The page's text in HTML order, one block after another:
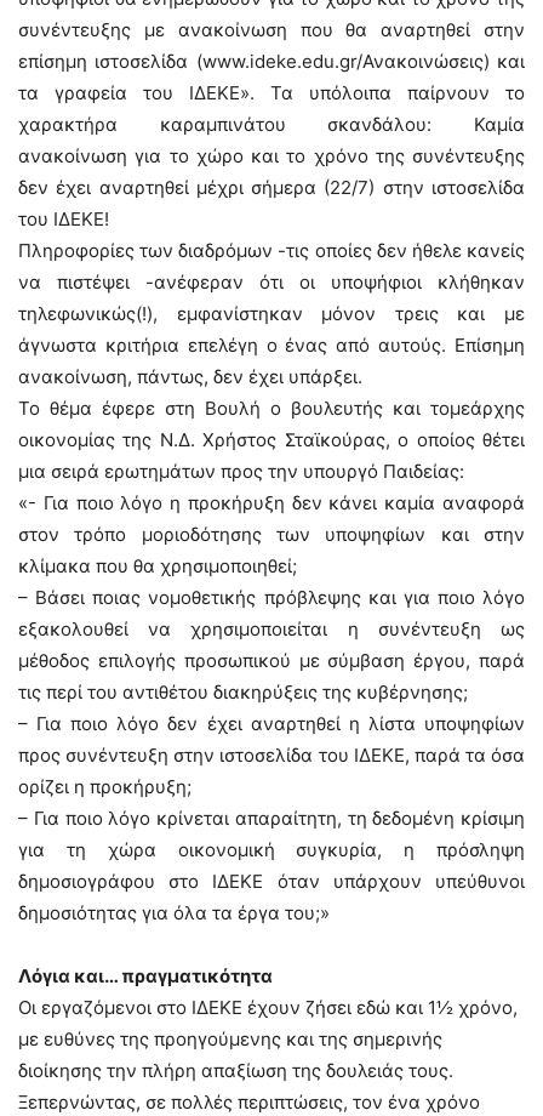
συνέντευξης με ανακοίνωση που θα αναρτηθεί στην
επίσημη ιστοσελίδα (www.ideke.edu.gr/Ανακοινώσεις) και
τα γραφεία του ΙΔΕΚΕ». Τα υπόλοιπα παίρνουν το
χαρακτήρα καραμπινάτου σκανδάλου: Καμία
ανακοίνωση για το χώρο και το χρόνο της συνέντευξης
δεν έχει αναρτηθεί μέχρι σήμερα (22/7) στην ιστοσελίδα
του ΙΔΕΚΕ!
Πληροφορίες των διαδρόμων -τις οποίες δεν ήθελε κανείς
να πιστέψει -ανέφεραν ότι οι υποψήφιοι κλήθηκαν
τηλεφωνικώς(!), εμφανίστηκαν μόνον τρεις και με
άγνωστα κριτήρια επελέγη ο ένας από αυτούς. Επίσημη
ανακοίνωση, πάντως, δεν έχει υπάρξει.
Το θέμα έφερε στη Βουλή ο βουλευτής και τομεάρχης
οικονομίας της Ν.Δ. Χρήστος Σταϊκούρας, ο οποίος θέτει
μια σειρά ερωτημάτων προς την υπουργό Παιδείας:
«- Για ποιο λόγο η προκήρυξη δεν κάνει καμία αναφορά
στον τρόπο μοριοδότησης των υποψηφίων και στην
κλίμακα που θα χρησιμοποιηθεί;
– Βάσει ποιας νομοθετικής πρόβλεψης και για ποιο λόγο
εξακολουθεί να χρησιμοποιείται η συνέντευξη ως
μέθοδος επιλογής προσωπικού με σύμβαση έργου, παρά
τις περί του αντιθέτου διακηρύξεις της κυβέρνησης;
– Για ποιο λόγο δεν έχει αναρτηθεί η λίστα υποψηφίων
προς συνέντευξη στην ιστοσελίδα του ΙΔΕΚΕ, παρά τα όσα
ορίζει η προκήρυξη;
– Για ποιο λόγο κρίνεται απαραίτητη, τη δεδομένη κρίσιμη
για τη χώρα οικονομική συγκυρία, η πρόσληψη
δημοσιογράφου στο ΙΔΕΚΕ όταν υπάρχουν υπεύθυνοι
δημοσιότητας για όλα τα έργα του;»
Λόγια και… πραγματικότητα
Οι εργαζόμενοι στο ΙΔΕΚΕ έχουν ζήσει εδώ και 1½ χρόνο,
με ευθύνες της προηγούμενης και της σημερινής
διοίκησης την πλήρη απαξίωση της δουλειάς τους.
Ξεπερνώντας, σε πολλές περιπτώσεις, τον ένα χρόνο